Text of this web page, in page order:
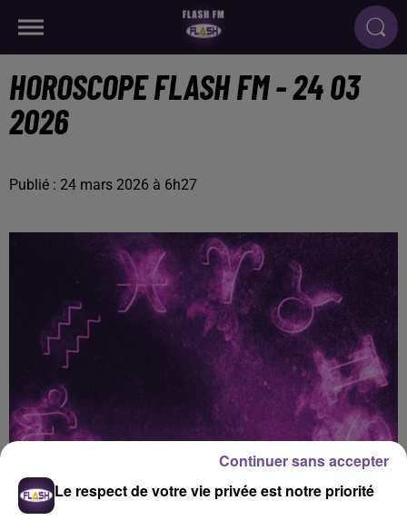
HOROSCOPE FLASH FM - 24 03
2026
Publié : 24 mars 2026 à 6h27
Le respect de votre vie privée est notre priorité
Continuer sans accepter